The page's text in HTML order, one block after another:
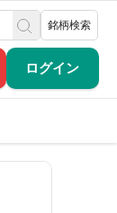
ログイン
銘柄検索